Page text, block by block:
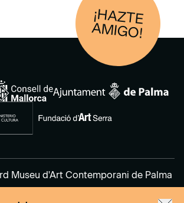
¡HAZTE
AM
IGO!
Museu d'Art Contemporani de Palma